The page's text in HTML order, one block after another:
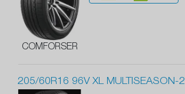
COMFORSER
205/60R16 96V XL MULTISEASON-2